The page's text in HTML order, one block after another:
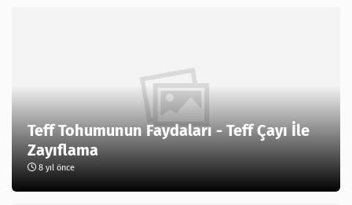
Teff Tohumunun Faydaları - Teff Çayı İle
Zayıflama
8 yıl önce